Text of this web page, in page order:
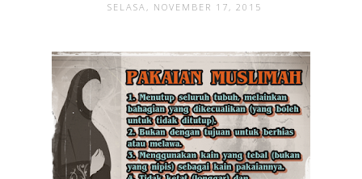
SELASA, NOVEMBER 17, 2015